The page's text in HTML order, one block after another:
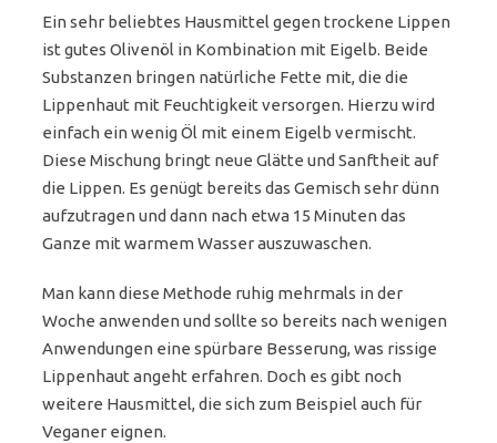
Ein sehr beliebtes Hausmittel gegen trockene Lippen
ist gutes Olivenöl in Kombination mit Eigelb. Beide
Substanzen bringen natürliche Fette mit, die die
Lippenhaut mit Feuchtigkeit versorgen. Hierzu wird
einfach ein wenig Öl mit einem Eigelb vermischt.
Diese Mischung bringt neue Glätte und Sanftheit auf
die Lippen. Es genügt bereits das Gemisch sehr dünn
aufzutragen und dann nach etwa 15 Minuten das
Ganze mit warmem Wasser auszuwaschen.
Man kann diese Methode ruhig mehrmals in der
Woche anwenden und sollte so bereits nach wenigen
Anwendungen eine spürbare Besserung, was rissige
Lippenhaut angeht erfahren. Doch es gibt noch
weitere Hausmittel, die sich zum Beispiel auch für
Veganer eignen.